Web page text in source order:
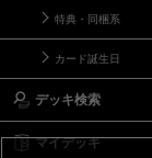
特典・同梱系
カード誕生日
デッキ検索
マイデッキ